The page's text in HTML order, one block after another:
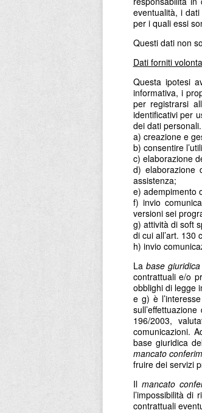
eventualità, i
per i quali essi
Questi dati non
Dati forniti
Questa ipotesi
informativa, i
per registrarsi
identificativi per
dei dati
a) creazione e
b) consentire
c) elaborazione
d) elaborazione
assistenza;
e) adempimento
f) invio
versioni sei
g) attività di soft
di cui all’art. 130
h) invio
La base giuridica
contrattuali e/o
obblighi di legge
e g) è
196/2003,
comunicazioni.
base giuridica
mancato
fruire dei servizi
Il mancato
l’impossibilità di
contrattuali